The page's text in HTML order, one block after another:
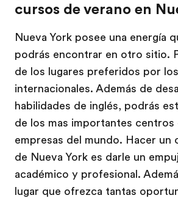
cursos de verano en
Nueva York posee una energía
podrás encontrar en otro sitio.
de los lugares preferidos por
internacionales. Además de
habilidades de inglés, podrás
de los mas importantes
empresas del mundo. Hacer un
de Nueva York es darle un
académico y profesional.
lugar que ofrezca tantas